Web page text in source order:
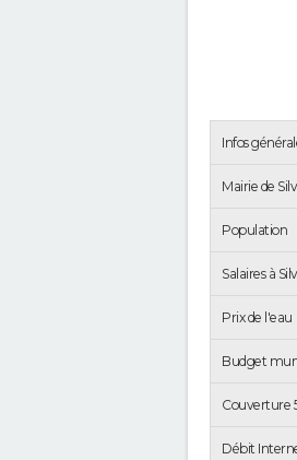
Infos
Mairie de
Population
Salaires à
Prix de l'eau
Budget
Couverture
Débit